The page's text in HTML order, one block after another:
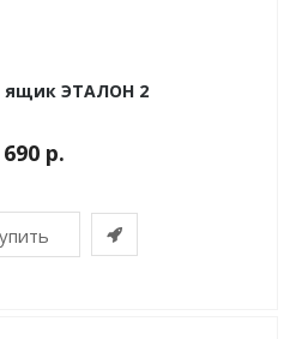
ящик ЭТАЛОН 2
р.